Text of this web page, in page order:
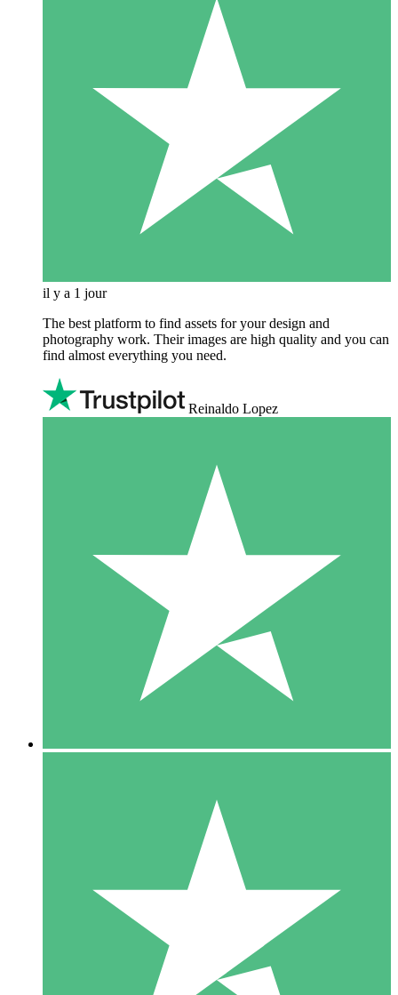
il y a 1 jour
The best platform to find assets for your design and
photography work. Their images are high quality and you can
find almost everything you need.
Reinaldo Lopez